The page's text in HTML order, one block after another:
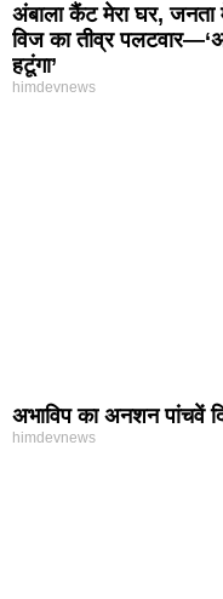
अंबाला कैंट मेरा घर, जनता
विज का तीव्र
हटूंगा’
himdevnews
अभाविप का अनशन पांचवें
himdevnews